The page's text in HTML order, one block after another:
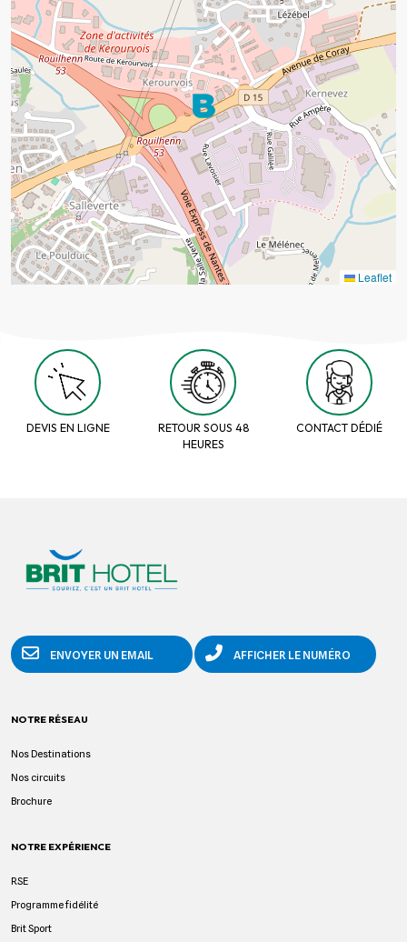
Leaflet
DEVIS EN LIGNE
RETOUR SOUS 48
HEURES
CONTACT DÉDIÉ
ENVOYER UN EMAIL AFFICHER LE NUMÉRO
NOTRE RÉSEAU
Nos Destinations
Nos circuits
Brochure
NOTRE EXPÉRIENCE
RSE
Programme fidélité
Brit Sport